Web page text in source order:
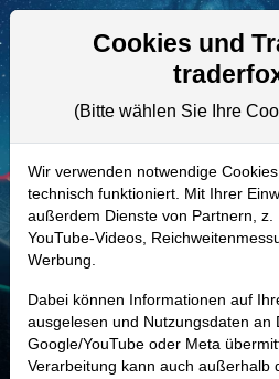
881646 | XCQ–
Aktie
Realtime-Aktienkurs:
- - -
-
MONKEY-
Cookies und
(Bitte wählen Sie Ihre
Wir verwenden notwendige
technisch funktioniert. Mit Ihrer
außerdem Dienste von Partnern, z.
YouTube-Videos,
Werbung.
Dabei können Informationen auf
ausgelesen und Nutzungsdaten an
Google/YouTube oder Meta
Verarbeitung kann auch außerhalb